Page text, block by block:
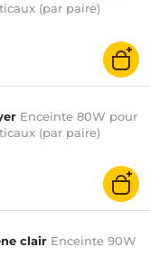
(par paire)
Enceinte 80W pour
(par paire)
clair Enceinte 90W